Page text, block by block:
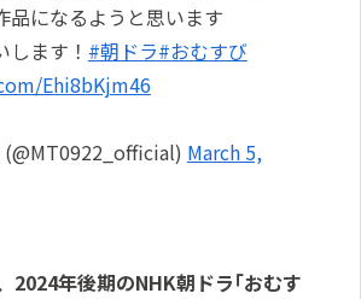
品になるようと思います
ます！ #朝ドラ#おむすび
Ehi8bKjm46
March 5,
2024年後期のNHK朝ドラ｢おむす